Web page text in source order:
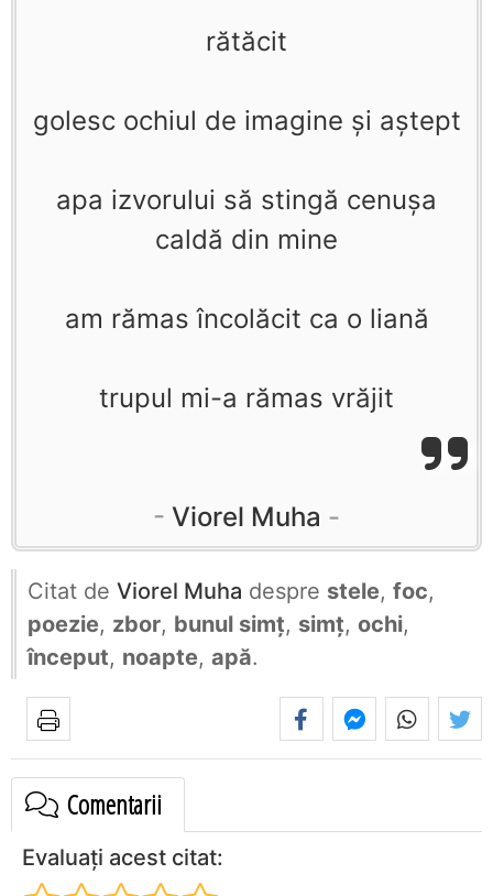
rătăcit
golesc ochiul de imagine şi aştept
apa izvorului să stingă cenuşa
caldă din mine
am rămas încolăcit ca o liană
trupul mi-a rămas vrăjit
Viorel Muha
Citat de Viorel Muha despre stele, foc,
poezie, zbor, bunul simț, simț, ochi,
început, noapte, apă.
Comentarii
Evaluați acest citat: